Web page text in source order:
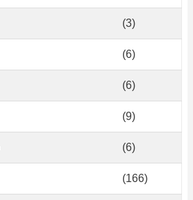
(3)
(6)
(6)
(9)
(6)
(166)